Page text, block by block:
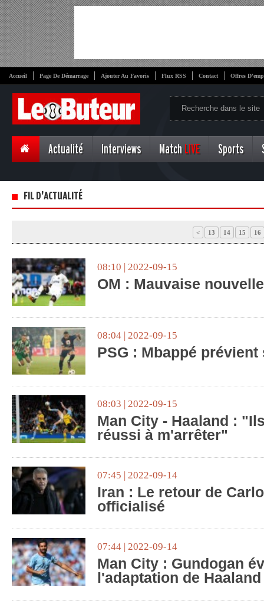
Accueil Page De Démarrage Ajouter Au Favoris Flux RSS Contact Offres
Actualité Interviews Match LIVE Sports
FIL D'ACTUALITÉ
< 13 14 15 16
08:10 | 2022-09-15
OM : Mauvaise
08:04 | 2022-09-15
PSG : Mbappé
08:03 | 2022-09-15
Man City - Haaland :
réussi à m'arrêter"
07:45 | 2022-09-14
Iran : Le retour de
officialisé
07:44 | 2022-09-14
Man City : Gundogan
l'adaptation de Haaland